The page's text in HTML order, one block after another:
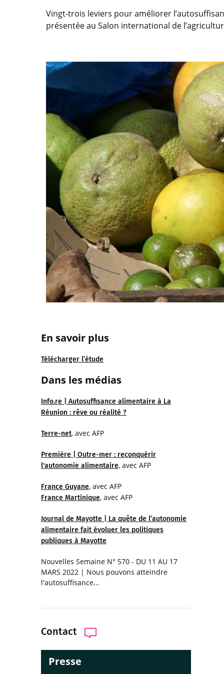
Vingt-trois leviers pour améliorer
présentée au Salon international de
En savoir plus
Télécharger l’étude
Dans les médias
Info.re | Autosuffisance alimentaire à La
Réunion : rêve ou réalité ?
Terre-net, avec AFP
Première | Outre-mer : reconquérir
l'autonomie alimentaire, avec AFP
France Guyane, avec AFP
France Martinique, avec AFP
Journal de Mayotte | La quête de l’autonomie
alimentaire fait évoluer les politiques
publiques à Mayotte
Nouvelles Semaine N° 570 - DU 11 AU 17
MARS 2022 | Nous pouvons atteindre
l'autosuffisance...
Contact
Presse